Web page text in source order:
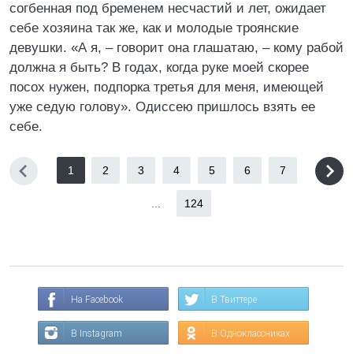
согбенная под бременем несчастий и лет, ожидает
себе хозяина так же, как и молодые троянские
девушки. «А я, – говорит она глашатаю, – кому рабой
должна я быть? В годах, когда руке моей скорее
посох нужен, подпорка третья для меня, имеющей
уже седую голову». Одиссею пришлось взять ее
себе.
1 2 3 4 5 6 7
124
На Facebook В Твиттере
В Instagram В Одноклассниках